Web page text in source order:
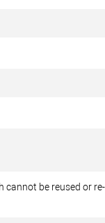
be reused or